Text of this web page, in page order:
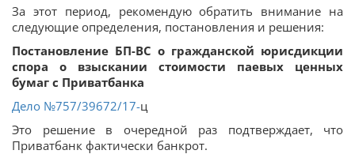
За этот период, рекомендую обратить внимание на
следующие определения, постановления и решения:
Постановление БП-ВС о гражданской юрисдикции
спора о взыскании стоимости паевых ценных
бумаг с Приватбанка
Дело №757/39672/17-ц
Это решение в очередной раз подтверждает, что
Приватбанк фактически банкрот.